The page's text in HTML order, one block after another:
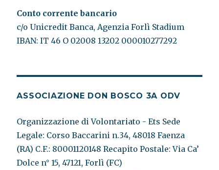
Conto corrente bancario
c/o Unicredit Banca, Agenzia Forlì Stadium
IBAN: IT 46 O 02008 13202 000010277292
ASSOCIAZIONE DON BOSCO 3A ODV
Organizzazione di Volontariato - Ets Sede
Legale: Corso Baccarini n.34, 48018 Faenza
(RA) C.F.: 80001120148 Recapito Postale: Via Ca’
Dolce n° 15, 47121, Forlì (FC)